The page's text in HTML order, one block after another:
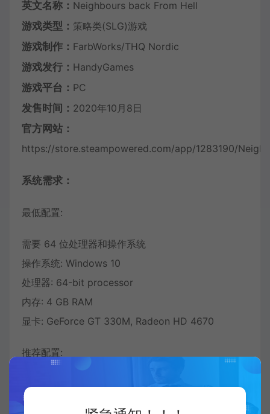
英文名称： Neighbours back From Hell
游戏类型： 策略类(SLG)游戏
游戏制作： FarbWorks/THQ Nordic
游戏发行： HandyGames
游戏平台： PC
发售时间： 2020年10月8日
官方网站：
https://store.steampowered.com/app/1283190/
系统需求：
最低配置:
需要 64 位处理器和操作系统
操作系统: Windows 10
处理器: 64-bit processor
内存: 4 GB RAM
显卡: GeForce GT 330M, Radeon HD 4670
推荐配置:
需要 64 位处理器和操作系统
操作系统: Windows 10